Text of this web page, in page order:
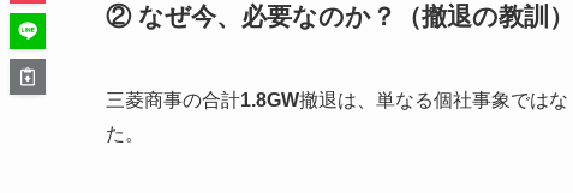
② なぜ今、必要なのか？（撤退の教訓）
三菱商事の合計1.8GW撤退は、単なる個社事象では
た。